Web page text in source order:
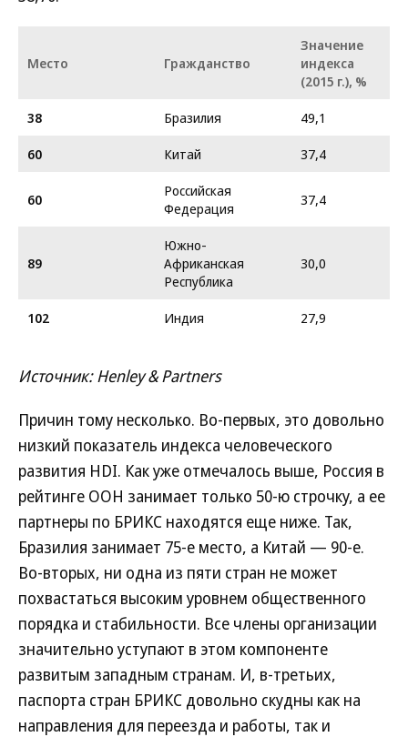
Место Гражданство
Значение
индекса
(2015 г.), %
38
Бразилия
49,1
60
Китай 37,4
60
Российская
Федерация
37,4
89
Южно-
Африканская
Республика
30,0
102 Индия 27,9
Источник: Henley & Partners
Причин тому несколько. Во-первых, это довольно
низкий показатель индекса человеческого
развития HDI. Как уже отмечалось выше, Россия в
рейтинге ООН занимает только 50-ю строчку, а ее
партнеры по БРИКС находятся еще ниже. Так,
Бразилия занимает 75-е место, а Китай — 90-е.
Во-вторых, ни одна из пяти стран не может
похвастаться высоким уровнем общественного
порядка и стабильности. Все члены организации
значительно уступают в этом компоненте
развитым западным странам. И, в-третьих,
паспорта стран БРИКС довольно скудны как на
направления для переезда и работы, так и